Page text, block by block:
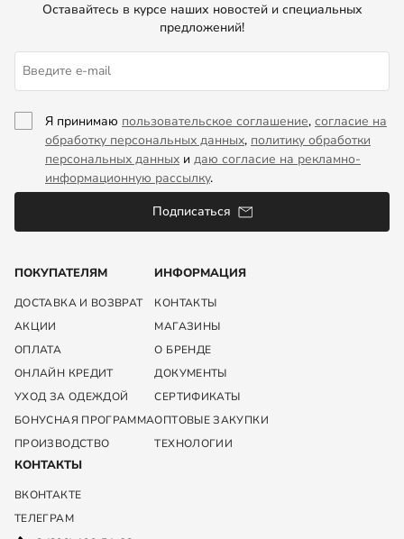
ПОКУПАТЕЛЯМ
ДОСТАВКА И ВОЗВРАТ
АКЦИИ
ОПЛАТА
ОНЛАЙН КРЕДИТ
УХОД ЗА ОДЕЖДОЙ
БОНУСНАЯ ПРОГРАММА
ПРОИЗВОДСТВО
ИНФОРМАЦИЯ
КОНТАКТЫ
МАГАЗИНЫ
О БРЕНДЕ
ДОКУМЕНТЫ
СЕРТИФИКАТЫ
ОПТОВЫЕ ЗАКУПКИ
ТЕХНОЛОГИИ
КОНТАКТЫ
ВКОНТАКТЕ
ТЕЛЕГРАМ
Оставайтесь в курсе наших новостей и специальных
предложений!
Я принимаю пользовательское соглашение, согласие на
обработку персональных данных, политику обработки
персональных данных и даю согласие на рекламно-
информационную рассылку.
Подписаться